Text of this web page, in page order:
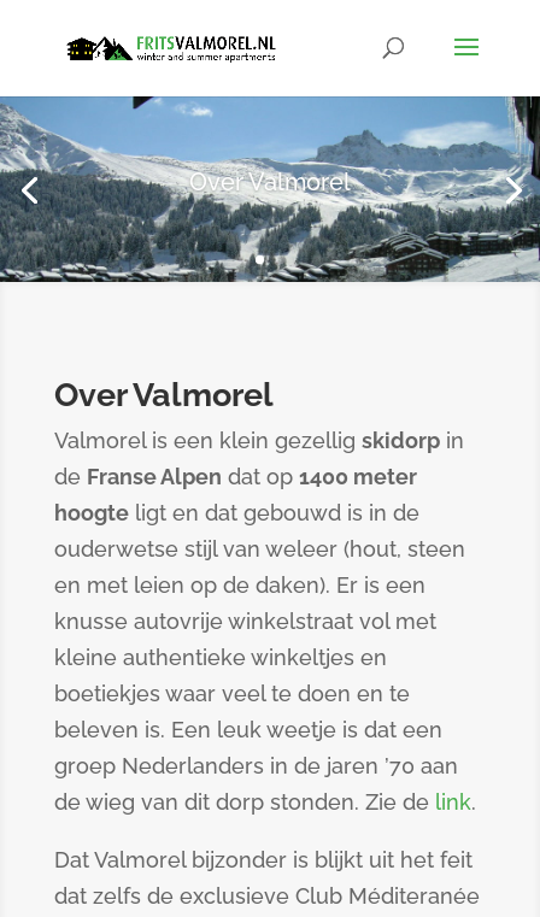
Over Valmorel
Over Valmorel
Valmorel is een klein gezellig skidorpin
de Franse Alpen dat op 1400 meter
hoogteligt en dat gebouwd is in de
ouderwetse stijl van weleer (hout, steen
en met leien op de daken). Er is een
knusse autovrije winkelstraat vol met
kleine authentieke winkeltjes en
boetiekjes waar veel te doen en te
beleven is. Een leuk weetje is dat een
groep Nederlanders in de jaren ’70 aan
de wieg van dit dorp stonden. Zie de link.
Dat Valmorel bijzonder is blijkt uit het feit
dat zelfs de exclusieve Club Méditeranée